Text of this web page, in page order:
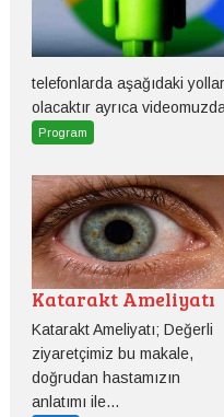
telefonlarda aşağıdaki
olacaktır ayrıca videomuzda
Program
Katarakt Ameliyatı
Katarakt Ameliyatı; Değerli
ziyaretçimiz bu makale,
doğrudan hastamızın
anlatımı ile...